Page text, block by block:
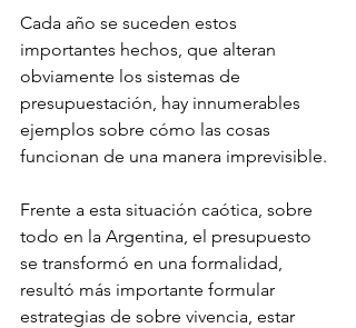
Cada año se suceden estos
importantes hechos, que alteran
obviamente los sistemas de
presupuestación, hay innumerables
ejemplos sobre cómo las cosas
funcionan de una manera imprevisible.
Frente a esta situación caótica, sobre
todo en la Argentina, el presupuesto
se transformó en una formalidad,
resultó más importante formular
estrategias de sobre vivencia, estar